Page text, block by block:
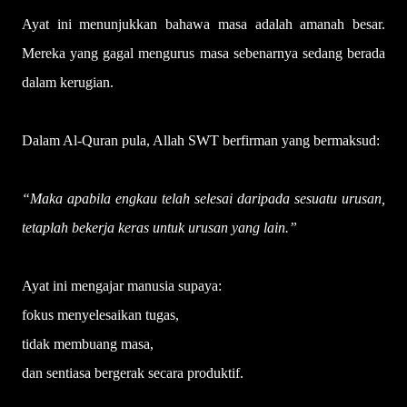
Ayat ini menunjukkan bahawa masa adalah amanah besar.
Mereka yang gagal mengurus masa sebenarnya sedang berada
dalam kerugian.
Dalam Al-Quran pula, Allah SWT berfirman yang bermaksud:
“Maka apabila engkau telah selesai daripada sesuatu urusan,
tetaplah bekerja keras untuk urusan yang lain.”
Ayat ini mengajar manusia supaya:
fokus menyelesaikan tugas,
tidak membuang masa,
dan sentiasa bergerak secara produktif.